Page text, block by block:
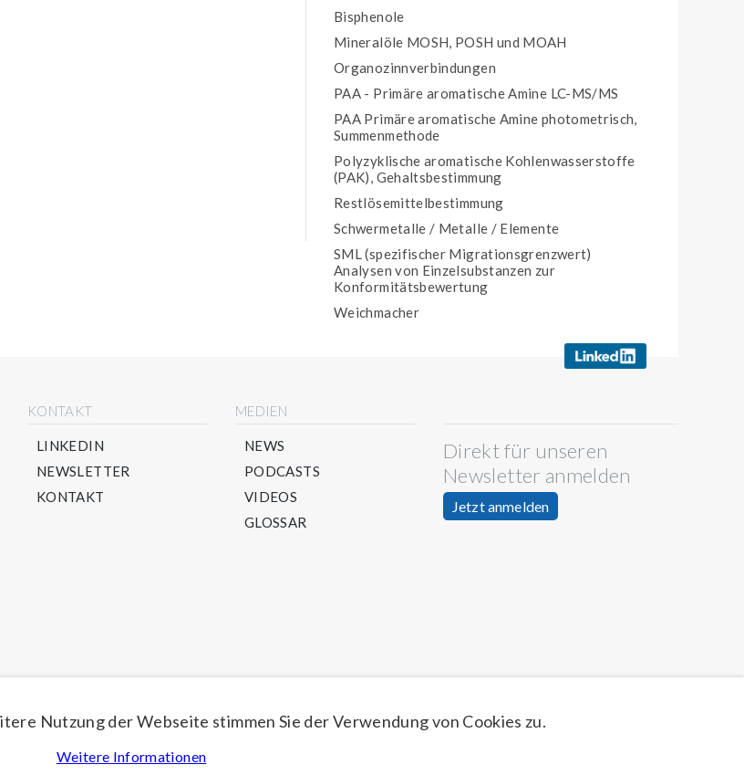
Bisphenole
Mineralöle MOSH, POSH und MOAH
Organozinnverbindungen
PAA - Primäre aromatische Amine LC-MS/MS
PAA Primäre aromatische Amine photometrisch,
Summenmethode
Polyzyklische aromatische Kohlenwasserstoffe
(PAK), Gehaltsbestimmung
Restlösemittelbestimmung
Schwermetalle / Metalle / Elemente
SML (spezifischer Migrationsgrenzwert)
Analysen von Einzelsubstanzen zur
Konformitätsbewertung
Weichmacher
KONTAKT
LINKEDIN
NEWSLETTER
KONTAKT
MEDIEN
NEWS
PODCASTS
VIDEOS
GLOSSAR
Direkt für unseren
Newsletter anmelden
Jetzt anmelden
Nutzung der Webseite stimmen Sie der Verwendung von Cookies zu.
Weitere Informationen